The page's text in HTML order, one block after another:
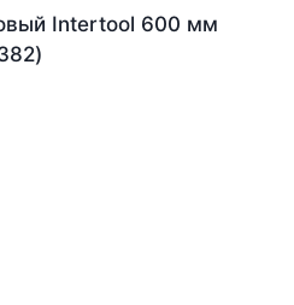
Intertool 600 мм